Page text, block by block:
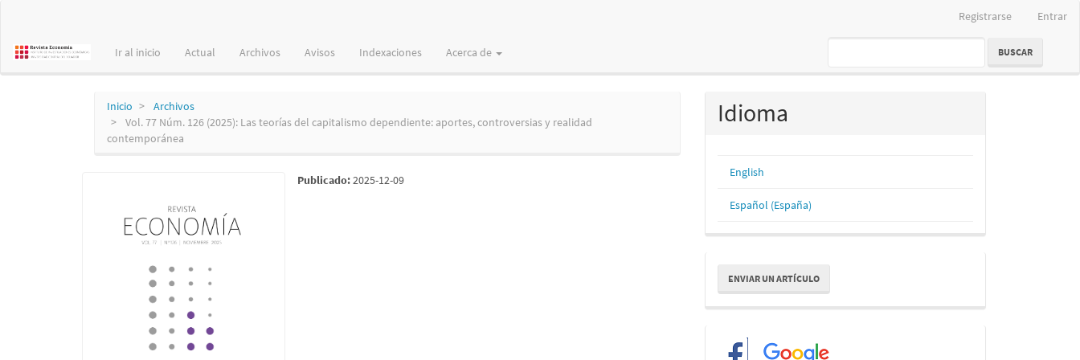
principal
Registrarse Entrar
Ir al inicio Actual Archivos Avisos Indexaciones Acerca de BUSCAR
Inicio
Archivos
Vol. 77 Núm. 126 (2025): Las teorías del capitalismo dependiente: aportes, controversias y realidad
contemporánea
Publicado:2025-12-09
Idioma
English
Español (España)
Enviar
un
artículo
ENVIAR UN ARTÍCULO
Redes